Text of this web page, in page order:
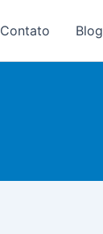
Contato Blog